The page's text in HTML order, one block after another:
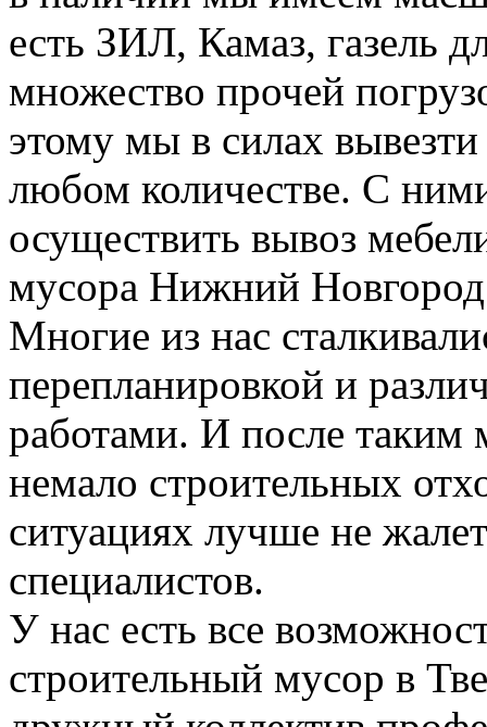
есть ЗИЛ, Камаз, газель
множество прочей
этому мы в силах
любом количестве. С
осуществить вывоз
мусора Нижний
Многие из нас
перепланировкой и
работами. И после таким
немало строительных
ситуациях лучше не
специалистов.
У нас есть все
строительный мусор в